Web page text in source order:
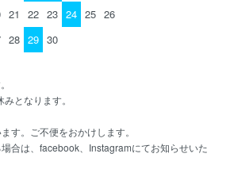
21 22 23 24 25 26
28 29 30
となります。
す。ご不便をおかけします。
合は、facebook、Instagramにてお知らせいた